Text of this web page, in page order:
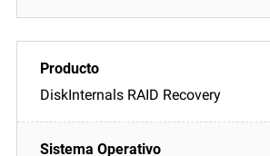
DiskInternals RAID Recovery